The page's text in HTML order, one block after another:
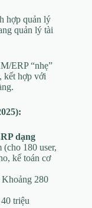
hợp quản lý
quản lý tài
ERP “nhẹ”
kết hợp với
dạng
180 user,
kế toán cơ
Khoảng 280
triệu